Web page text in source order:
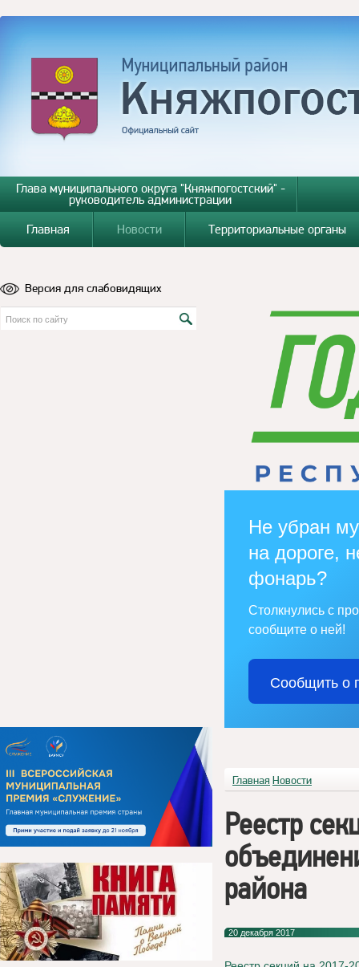
Глава муниципального округа "Княжпогостский" -
руководитель администрации
Главная
Новости Территориальные органы
Версия для слабовидящих
Не убран
на дороге,
фонарь?
Столкнулись с
сообщите о ней!
Сообщить о
Главная Новости
Реестр
района
20 декабря 2017